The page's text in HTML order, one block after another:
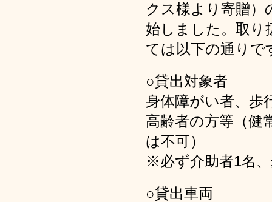
クス様より寄贈）
始しました。取り
ては以下の通りで
○貸出対象者
身体障がい者、歩
高齢者の方等（健
は不可）
※必ず介助者1名
○貸出車両